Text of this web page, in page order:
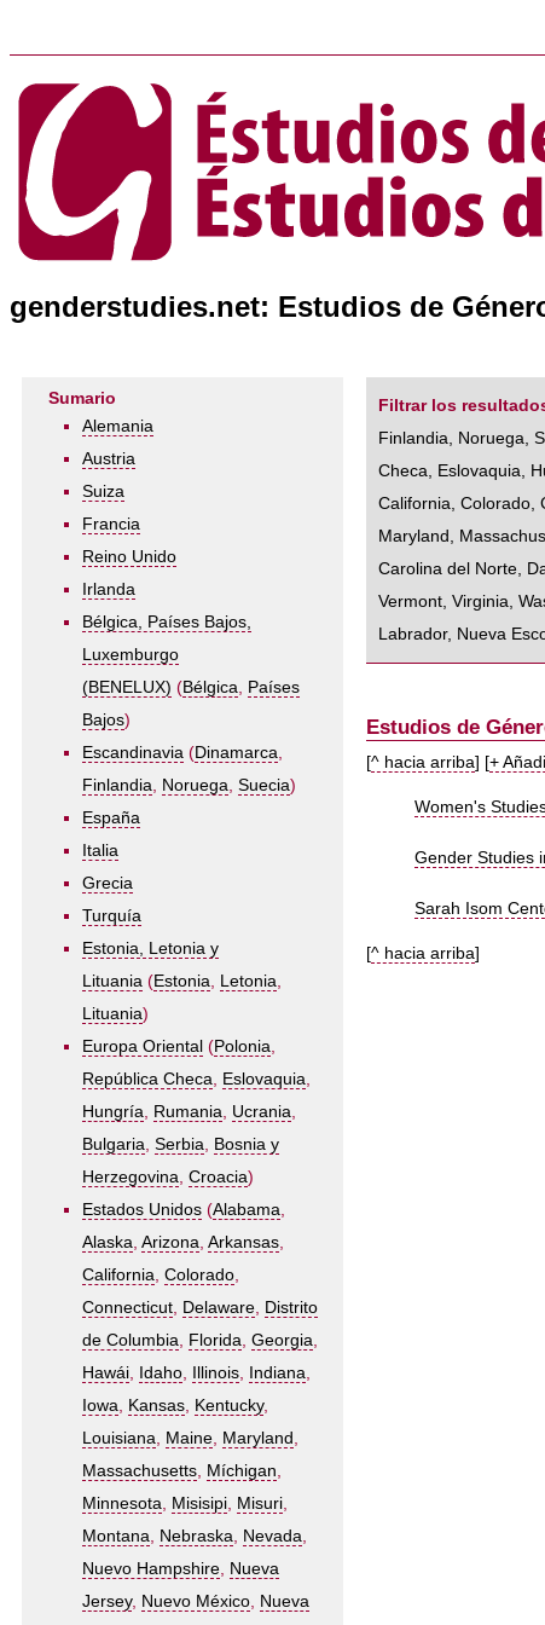
genderstudies.net: Estudios de
Sumario
Alemania
Austria
Suiza
Francia
Reino Unido
Irlanda
Bélgica, Países Bajos,
Luxemburgo
(BENELUX) (Bélgica, Países
Bajos)
Escandinavia (Dinamarca,
Finlandia, Noruega, Suecia)
España
Italia
Grecia
Turquía
Estonia, Letonia y
Lituania (Estonia, Letonia,
Lituania)
Europa Oriental (Polonia,
República Checa, Eslovaquia,
Hungría, Rumania, Ucrania,
Bulgaria, Serbia, Bosnia y
Herzegovina, Croacia)
Estados Unidos (Alabama,
Alaska, Arizona, Arkansas,
California, Colorado,
Connecticut, Delaware, Distrito
de Columbia, Florida, Georgia,
Hawái, Idaho, Illinois, Indiana,
Iowa, Kansas, Kentucky,
Louisiana, Maine, Maryland ,
Massachusetts, Míchigan,
Minnesota, Misisipi, Misuri,
Montana, Nebraska, Nevada,
Nuevo Hampshire, Nueva
Jersey, Nuevo México, Nueva
Filtrar los
Finlandia, Noruega,
Checa, Eslovaquia,
California,Colorado,
Maryland ,
Carolina del Norte,
Vermont,Virginia,
Labrador, Nueva
Estudios de
[^ hacia arriba] [+
Women's
Gender Studies
Sarah Isom
[^ hacia arriba]